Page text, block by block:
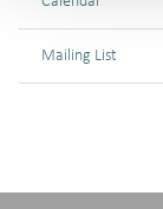
Mailing List